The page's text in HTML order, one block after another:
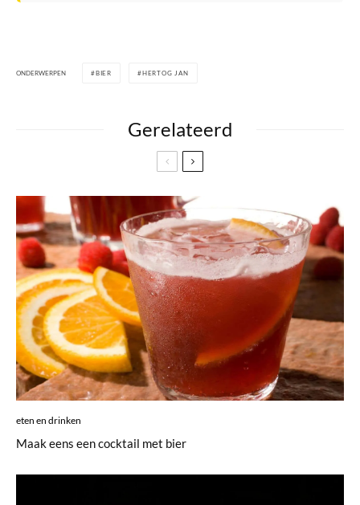
ONDERWERPEN BIER HERTOG JAN
Gerelateerd
eten en drinken
Maak eens een cocktail met bier